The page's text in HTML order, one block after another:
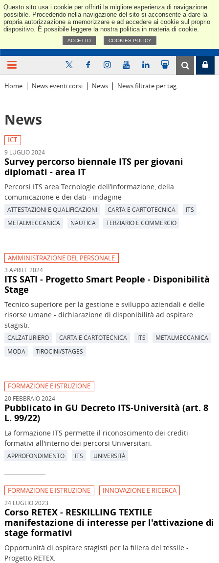
Questo sito usa i cookie per offrirti la migliore esperienza di navigazione
possibile. Procedendo nella navigazione del sito si acconsente a dare la
propria autorizzazione a memorizzare e ad accedere ai cookie sul proprio
dispositivo. È possibile leggere la nostra politica in materia di cookie.
ACCETTO COOKIES POLICY
Home News eventi corsi News News filtrate per tag
News
ICT
9 LUGLIO 2024
Survey percorso biennale ITS per giovani
diplomati - area IT
Percorsi ITS area Tecnologie dell’informazione, della
comunicazione e dei dati - indagine
ATTESTAZIONI E QUALIFICAZIONI CARTA E CARTOTECNICA
ITS
METALMECCANICA
NAUTICA TERZIARIO E COMMERCIO
AMMINISTRAZIONE DEL PERSONALE
3 APRILE 2024
ITS SATI - Progetto Smart People - Disponibilità
Stage
Tecnico superiore per la gestione e sviluppo aziendali e delle
risorse umane - dichiarazione di disponibilità ad ospitare
stagisti.
CALZATURIERO CARTA E CARTOTECNICA ITS
METALMECCANICA
MODA
TIROCINI/STAGES
FORMAZIONE E ISTRUZIONE
20 FEBBRAIO 2024
Pubblicato in GU Decreto ITS-Università (art. 8
L. 99/22)
La formazione ITS permette il riconoscimento dei crediti
formativi all'interno dei percorsi Universitari.
APPROFONDIMENTO ITS UNIVERSITÀ
FORMAZIONE E ISTRUZIONE INNOVAZIONE E RICERCA
24 LUGLIO 2023
Corso RETEX - RESKILLING TEXTILE
manifestazione di interesse per l'attivazione di
stage formativi
Opportunità di ospitare stagisti per la filiera del tessile -
Progetto RETEX.